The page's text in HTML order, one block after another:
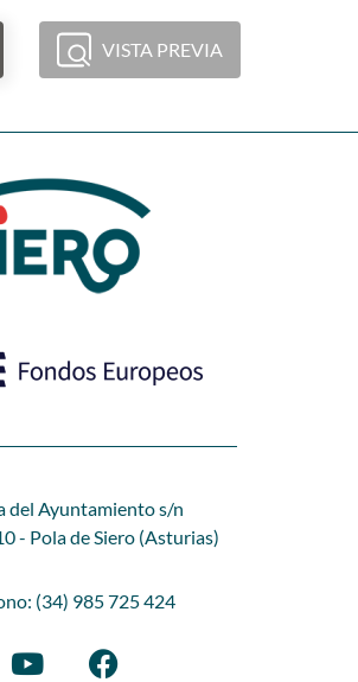
VISTA PREVIA
del Ayuntamiento s/n
- Pola de Siero (Asturias)
(34) 985 725 424